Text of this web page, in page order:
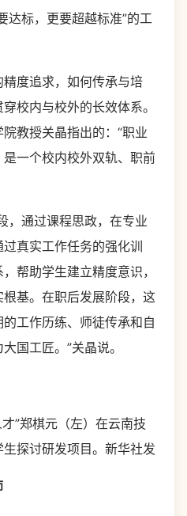
达标，更要超越标准”的工
度追求，如何传承与培
校内与校外的长效体系。
教授关晶指出的：“职业
一个校内校外双轨、职前
通过课程思政，在专业
真实工作任务的强化训
帮助学生建立精度意识，
基。在职后发展阶段，这
工作历练、师徒传承和自
国工匠。”关晶说。
郑棋元（左）在云南技
探讨研发项目。新华社发